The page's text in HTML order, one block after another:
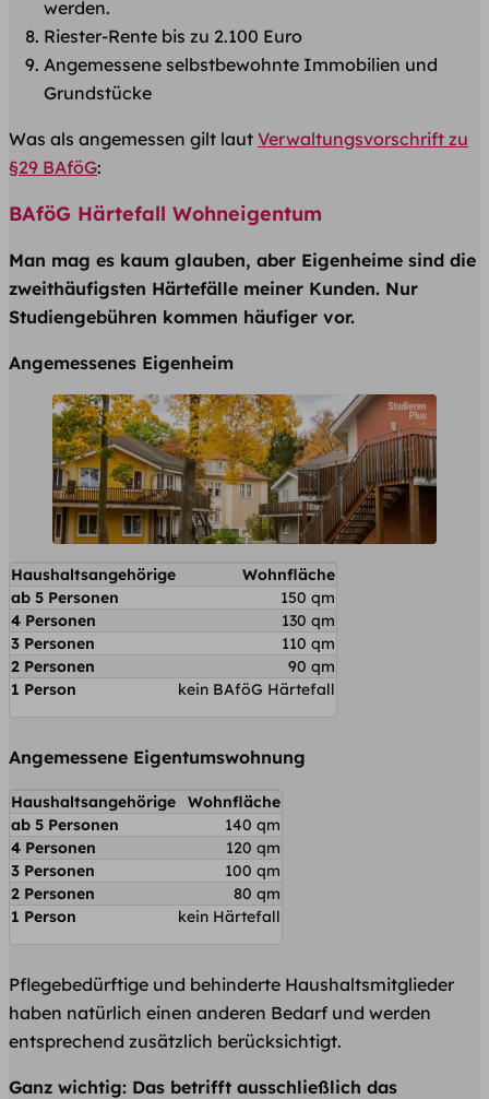
werden.
Riester-Rente bis zu 2.100 Euro
Angemessene selbstbewohnte Immobilien und
Grundstücke
Was als angemessen gilt laut Verwaltungsvorschrift zu
§29 BAföG:
BAföG Härtefall Wohneigentum
Man mag es kaum glauben, aber Eigenheime sind die
zweithäufigsten Härtefälle meiner Kunden. Nur
Studiengebühren kommen häufiger vor.
Angemessenes Eigenheim
Haushaltsangehörige
Wohnfläche
ab 5 Personen
150 qm
4 Personen
130 qm
3 Personen
110 qm
2 Personen
90 qm
1 Person
kein BAföG Härtefall
Angemessene Eigentumswohnung
Haushaltsangehörige
Wohnfläche
ab 5 Personen
140 qm
4 Personen
120 qm
3 Personen
100 qm
2 Personen
80 qm
1 Person
kein Härtefall
Pflegebedürftige und behinderte Haushaltsmitglieder
haben natürlich einen anderen Bedarf und werden
entsprechend zusätzlich berücksichtigt.
Ganz wichtig: Das betrifft ausschließlich das